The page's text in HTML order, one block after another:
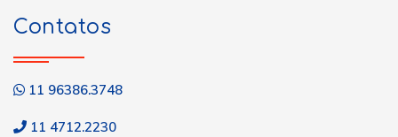
Contatos
11 96386.3748
11 4712.2230